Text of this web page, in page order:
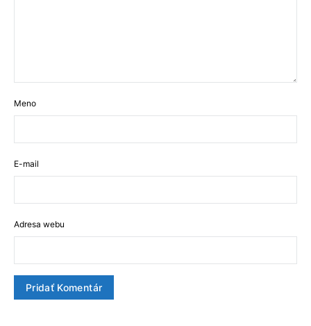
Meno
E-mail
Adresa webu